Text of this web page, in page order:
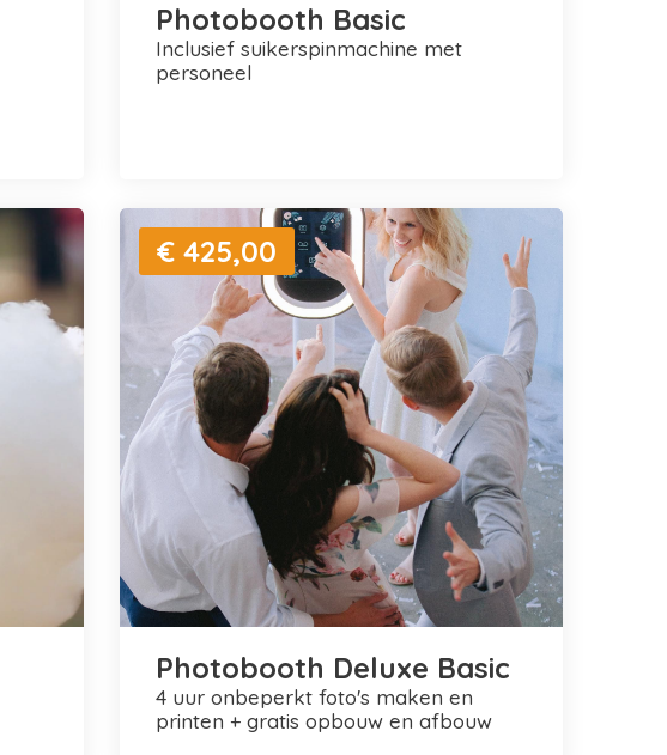
Photobooth Basic
inclusief suikerspinmachine met
personeel
€ 425,00
Photobooth Deluxe Basic
4 uur onbeperkt foto's maken en
printen + gratis opbouw en afbouw